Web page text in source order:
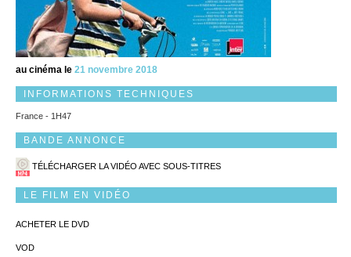
au cinéma le 21 novembre 2018
INFORMATIONS TECHNIQUES
France - 1H47
BANDE ANNONCE
TÉLÉCHARGER LA VIDÉO AVEC SOUS-TITRES
LE FILM EN VIDÉO
ACHETER LE DVD
VOD